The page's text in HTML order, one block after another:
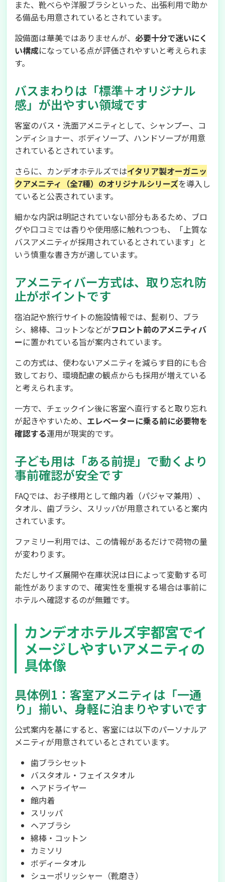
また、靴べらや洋服ブラシといった、出張利用で助か
る備品も用意されているとされています。
設備面は華美ではありませんが、 必要十分で迷いにく
い構成になっている点が評価されやすいと考えられま
す。
バスまわりは「標準＋オリジナル
感」が出やすい領域です
客室のバス・洗面アメニティとして、シャンプー、コ
ンディショナー、ボディソープ、ハンドソープが用意
されているとされています。
さらに、カンデオホテルズではイタリア製オーガニッ
クアメニティ（全7種）のオリジナルシリーズを導入し
ていると公表されています。
細かな内訳は明記されていない部分もあるため、ブロ
グや口コミでは香りや使用感に触れつつも、「上質な
バスアメニティが採用されているとされています」と
いう慎重な書き方が適しています。
アメニティバー方式は、取り忘れ防
止がポイントです
宿泊記や旅行サイトの施設情報では、髭剃り、ブラ
シ、綿棒、コットンなどがフロント前のアメニティバ
ーに置かれている旨が案内されています。
この方式は、使わないアメニティを減らす目的にも合
致しており、環境配慮の観点からも採用が増えている
と考えられます。
一方で、チェックイン後に客室へ直行すると取り忘れ
が起きやすいため、 エレベーターに乗る前に必要物を
確認する運用が現実的です。
子ども用は「ある前提」で動くより
事前確認が安全です
FAQでは、お子様用として館内着（パジャマ兼用）、
タオル、歯ブラシ、スリッパが用意されていると案内
されています。
ファミリー利用では、この情報があるだけで荷物の量
が変わります。
ただしサイズ展開や在庫状況は日によって変動する可
能性がありますので、確実性を重視する場合は事前に
ホテルへ確認するのが無難です。
カンデオホテルズ宇都宮でイ
メージしやすいアメニティの
具体像
具体例1：客室アメニティは「一通
り」揃い、身軽に泊まりやすいです
公式案内を基にすると、客室には以下のパーソナルア
メニティが用意されているとされています。
歯ブラシセット
バスタオル・フェイスタオル
ヘアドライヤー
館内着
スリッパ
ヘアブラシ
綿棒・コットン
カミソリ
ボディータオル
シューポリッシャー（靴磨き）